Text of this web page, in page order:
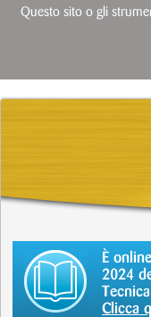
È
2024
Clicca
Questo sito o gli